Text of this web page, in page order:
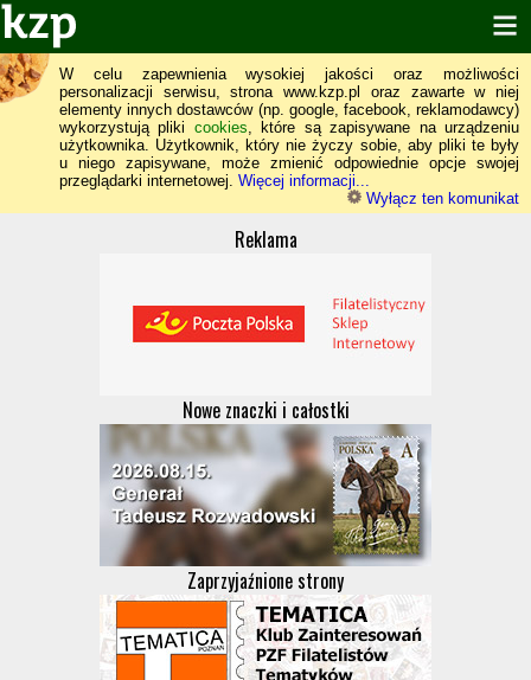
W celu zapewnienia wysokiej jakości oraz możliwości
personalizacji serwisu, strona www.kzp.pl oraz zawarte w niej
elementy innych dostawców (np. google, facebook, reklamodawcy)
wykorzystują pliki cookies, które są zapisywane na urządzeniu
użytkownika. Użytkownik, który nie życzy sobie, aby pliki te były
u niego zapisywane, może zmienić odpowiednie opcje swojej
przeglądarki internetowej. Więcej informacji...
Wyłącz ten komunikat
Reklama
Nowe znaczki i całostki
Zaprzyjaźnione strony